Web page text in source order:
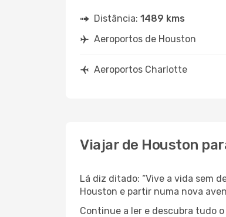
Distância: 1489 kms
Aeroportos de Houston
Aeroportos Charlotte
Viajar de Houston
Lá diz ditado: “Vive a vida sem
Houston e partir numa nova
Continue a ler e descubra tudo